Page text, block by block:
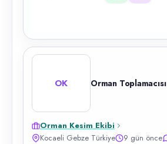
OK Orman Toplamacısı
Orman Kesim Ekibi
Kocaeli Gebze Türkiye
9 gün önce